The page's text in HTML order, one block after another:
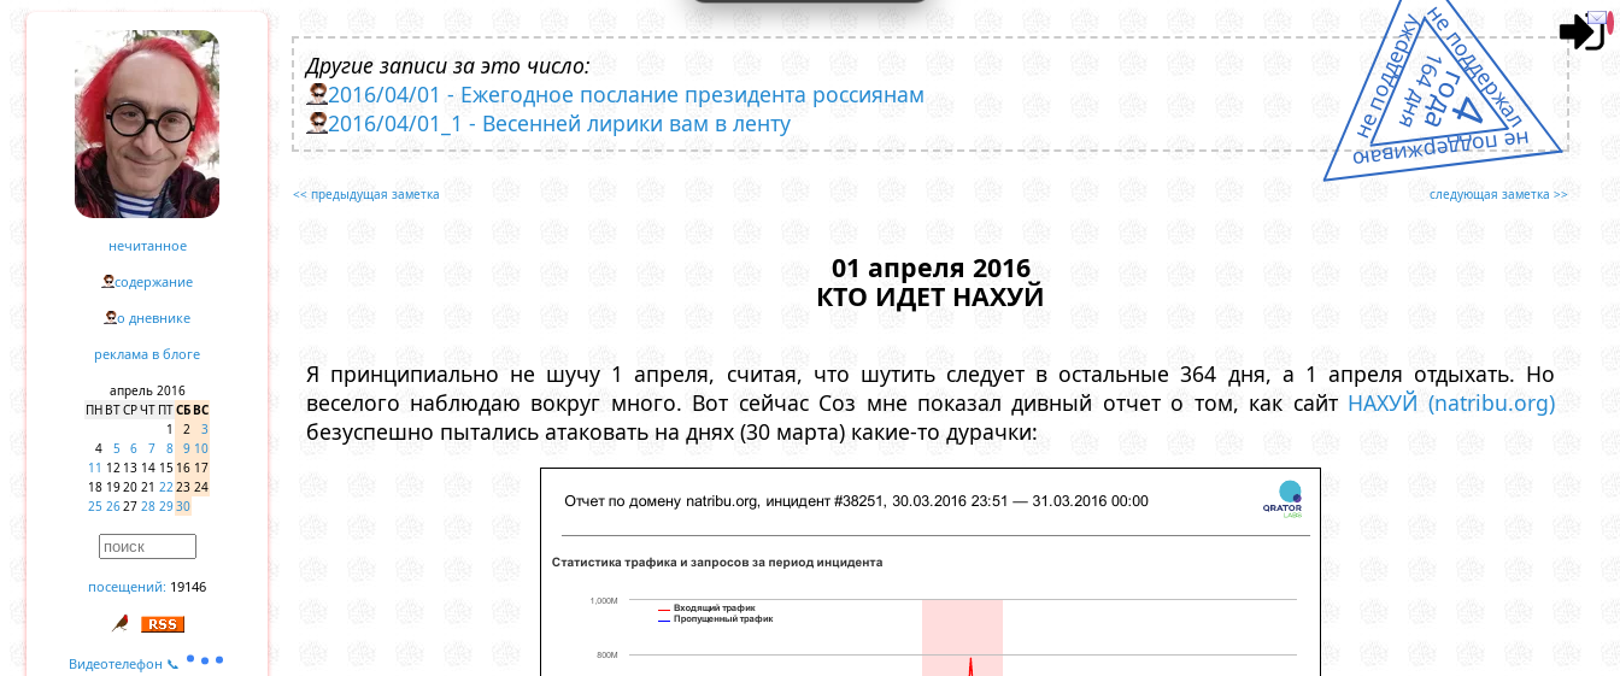
нечитанное
содержание
о дневнике
реклама в блоге
апрель 2016
ПН ВТСРЧТ ПТСБВС
1
2
3
4
5 6 7 8 9 10
11 12 13 14 15 16 17
18 1920 21 2223 24
25 2627 28 2930
посещений: 19146
Видеотелефон 📞
Другие записи за это число:
2016/04/01 - Ежегодное послание президента россиянам
2016/04/01_1 - Весенней лирики вам в ленту
<< предыдущая заметка следующая заметка >>
01 апреля 2016
КТО ИДЕТ НАХУЙ
Я принципиально не шучу 1 апреля, считая, что шутить следует в остальные 364 дня, а 1 апреля отдыхать. Но
веселого наблюдаю вокруг много. Вот сейчас Соз мне показал дивный отчет о том, как сайт НАХУЙ (natribu.org)
безуспешно пытались атаковать на днях (30 марта) какие-то дурачки:
не поддержал
не поддерживаю
не поддержу 4
года
164 дня